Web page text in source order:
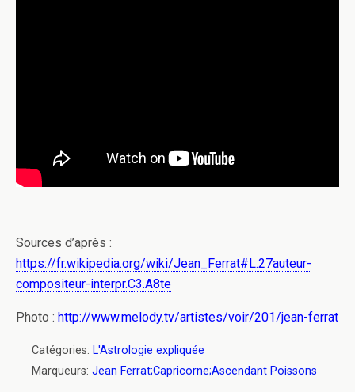
Sources d’après :
https://fr.wikipedia.org/wiki/Jean_Ferrat#L.27auteur-
compositeur-interpr.C3.A8te
Photo : http://www.melody.tv/artistes/voir/201/jean-ferrat
Catégories: L'Astrologie expliquée
Marqueurs: Jean Ferrat;Capricorne;Ascendant Poissons